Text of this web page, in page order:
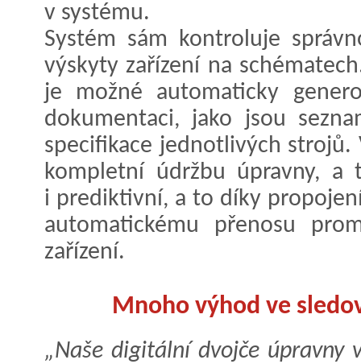
v systému.
Systém sám kontroluje
výskyty zařízení na
je možné automaticky
dokumentaci, jako jsou
specifikace jednotlivých strojů.
kompletní údržbu úpravny, a
i prediktivní, a to díky
automatickému přenosu
zařízení.
Mnoho výhod ve
„Naše digitální dvojče úpravny